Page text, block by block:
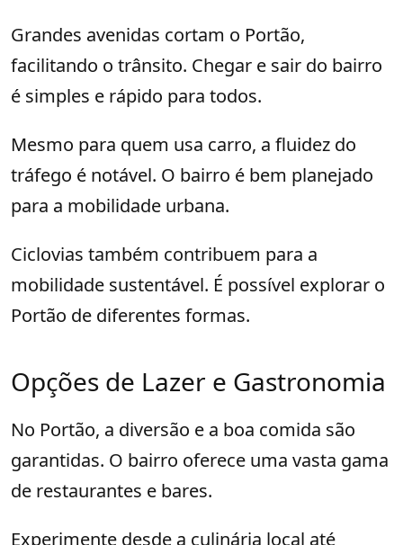
Grandes avenidas cortam o Portão,
facilitando o trânsito. Chegar e sair do bairro
é simples e rápido para todos.
Mesmo para quem usa carro, a fluidez do
tráfego é notável. O bairro é bem planejado
para a mobilidade urbana.
Ciclovias também contribuem para a
mobilidade sustentável. É possível explorar o
Portão de diferentes formas.
Opções de Lazer e Gastronomia
No Portão, a diversão e a boa comida são
garantidas. O bairro oferece uma vasta gama
de restaurantes e bares.
Experimente desde a culinária local até